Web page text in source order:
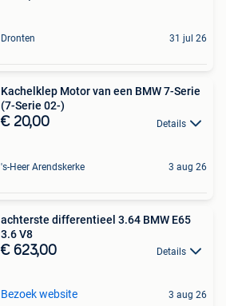
Dronten 31 jul 26
Kachelklep Motor van een BMW 7-Serie
(7-Serie 02-)
€ 20,00 Details
's-Heer Arendskerke 3 aug 26
achterste differentieel 3.64 BMW E65
3.6 V8
€ 623,00 Details
Bezoek website 3 aug 26